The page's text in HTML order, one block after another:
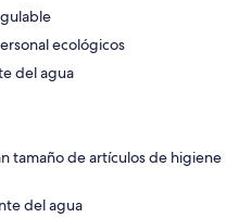
ecológicos
del agua
tamaño de artículos de higiene
del agua